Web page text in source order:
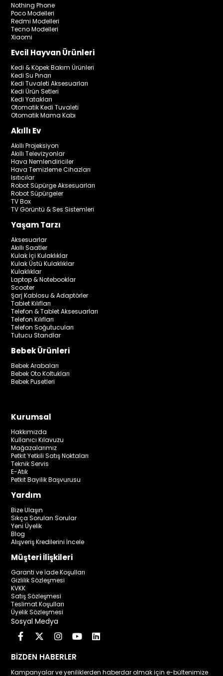
Nothing Phone
Poco Modelleri
Redmi Modelleri
Tecno Modelleri
Xiaomi
Evcil Hayvan Ürünleri
Kedi & Köpek Bakım Ürünleri
Kedi Su Pınarı
Kedi Tuvaleti Aksesuarları
Kedi Ürün Setleri
Kedi Yatakları
Otomatik Kedi Tuvaleti
Otomatik Mama Kabı
Akıllı Ev
Akıllı Projeksiyon
Akıllı Televizyonlar
Hava Nemlendiriciler
Hava Temizleme Cihazları
Isıtıcılar
Robot Süpürge Aksesuarları
Robot Süpürgeler
TV Box
TV Görüntü & Ses Sistemleri
Yaşam Tarzı
Aksesuarlar
Akıllı Saatler
Kulak İçi Kulaklıklar
Kulak Üstü Kulaklıklar
Kulaklıklar
Laptop & Notebooklar
Scooter
Şarj Kablosu & Adaptörler
Tablet Kılıfları
Telefon & Tablet Aksesuarları
Telefon Kılıfları
Telefon Soğutucuları
Tutucu Standlar
Bebek Ürünleri
Bebek Arabaları
Bebek Oto Koltukları
Bebek Pusetleri
Kurumsal
Hakkımızda
Kullanıcı Kılavuzu
Mağazalarımız
Petkit Yetkili Satış Noktaları
Teknik Servis
E-Atık
Petkit Bayilik Başvurusu
Yardım
Bize Ulaşın
Sıkça Sorulan Sorular
Yeni Üyelik
Blog
Alışveriş Kredilerini İncele
Müşteri İlişkileri
Garanti ve İade Koşulları
Gizlilik Sözleşmesi
KVKK
Satış Sözleşmesi
Teslimat Koşulları
Üyelik Sözleşmesi
Sosyal Medya
BİZDEN HABERLER
Kampanyalar ve yeniliklerden haberdar olmak için e-bültenimize